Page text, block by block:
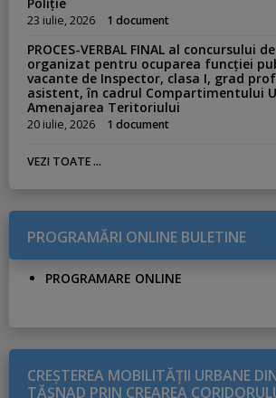
Poliție
23 iulie, 2026 1 document
PROCES-VERBAL FINAL al concursului
organizat pentru ocuparea funcției
vacante de Inspector, clasa I, grad
asistent, în cadrul Compartimentului
Amenajarea Teritoriului
20 iulie, 2026 1 document
VEZI TOATE ...
PROGRAMĂRI ONLINE BULETINE
PROGRAMARE ONLINE
CREŞTEREA MOBILITĂŢII URBANE
TĂŞNAD PRIN CREAREA